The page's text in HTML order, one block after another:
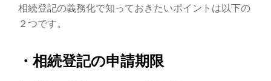
相続登記の義務化で知っておきたいポイントは以下の
２つです。
・相続登記の申請期限